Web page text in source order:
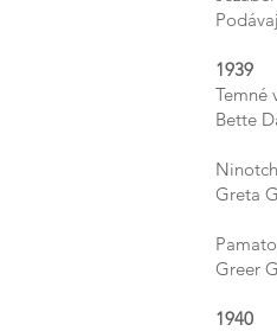
1939
Temné
Bette
Greta
Greer
1940